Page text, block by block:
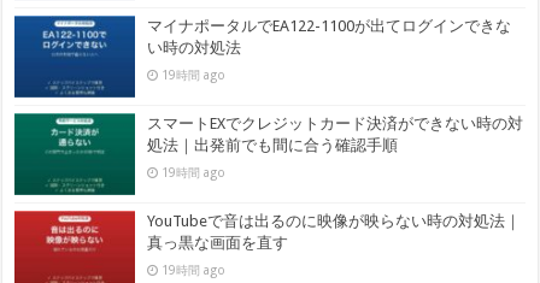
マイナポータルでEA122-1100が出てログインできな
い時の対処法
19時間 ago
スマートEXでクレジットカード決済ができない時の対
処法｜出発前でも間に合う確認手順
19時間 ago
YouTubeで音は出るのに映像が映らない時の対処法｜
真っ黒な画面を直す
19時間 ago